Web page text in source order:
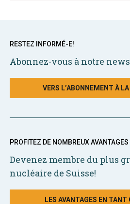
RESTEZ INFORMÉ-E!
Abonnez-vous à notre
VERS L’ABONNEMENT À
PROFITEZ DE NOMBREUX AVANTAGES
Devenez membre du plus
nucléaire de Suisse!
LES AVANTAGES EN TANT